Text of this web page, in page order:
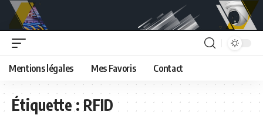
Mentions légales Mes Favoris Contact
Étiquette :RFID